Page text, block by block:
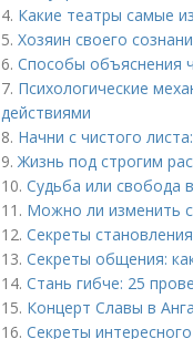
4. Какие театры самые
5. Хозяин своего
6. Способы объяснения
7. Психологические
действиями
8. Начни с чистого
9.Жизнь под строгим
10. Судьба или свобода
11. Можно ли изменить
12. Секреты
13. Секреты общения:
14. Стань гибче: 25
15. Концерт Славы в
16. Секреты